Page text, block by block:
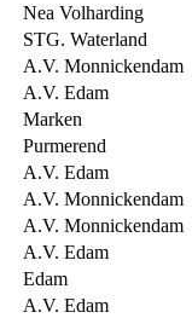
Nea Volharding
STG. Waterland
A.V. Monnickendam
A.V. Edam
Marken
Purmerend
A.V. Edam
A.V. Monnickendam
A.V. Monnickendam
A.V. Edam
Edam
A.V. Edam